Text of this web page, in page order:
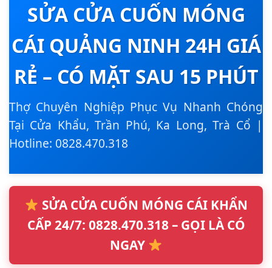
SỬA CỬA CUỐN MÓNG
CÁI QUẢNG NINH 24H GIÁ
RẺ – CÓ MẶT SAU 15 PHÚT
Thợ Chuyên Nghiệp Phục Vụ Nhanh Chóng
Tại Cửa Khẩu, Trần Phú, Ka Long, Trà Cổ |
Hotline: 0828.470.318
SỬA CỬA CUỐN MÓNG CÁI KHẨN
CẤP 24/7: 0828.470.318 – GỌI LÀ CÓ
NGAY